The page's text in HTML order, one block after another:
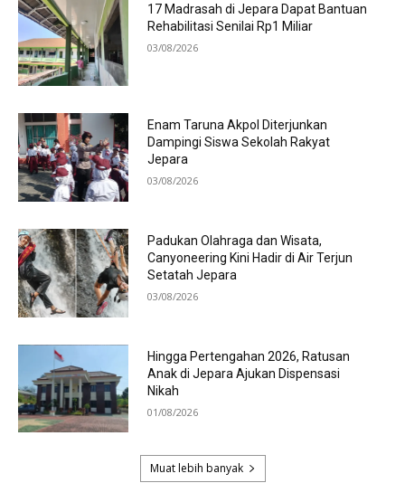
17 Madrasah di Jepara Dapat Bantuan
Rehabilitasi Senilai Rp1 Miliar
03/08/2026
Enam Taruna Akpol Diterjunkan
Dampingi Siswa Sekolah Rakyat
Jepara
03/08/2026
Padukan Olahraga dan Wisata,
Canyoneering Kini Hadir di Air Terjun
Setatah Jepara
03/08/2026
Hingga Pertengahan 2026, Ratusan
Anak di Jepara Ajukan Dispensasi
Nikah
01/08/2026
Muat lebih banyak